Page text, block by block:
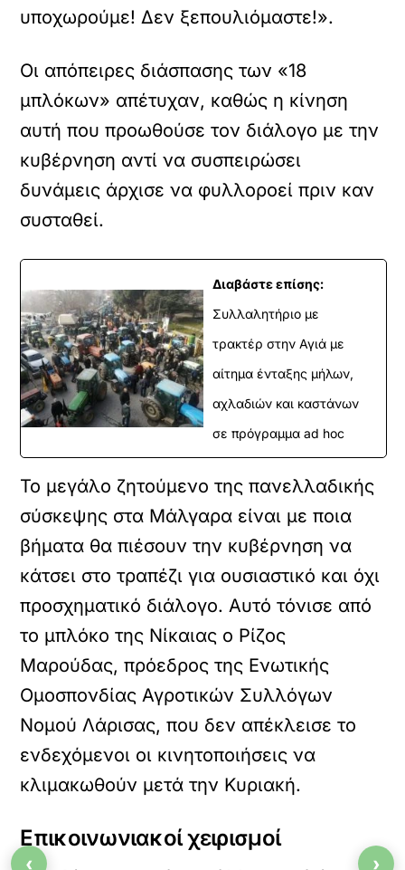
υποχωρούμε! Δεν ξεπουλιόμαστε!».
Οι απόπειρες διάσπασης των «18
μπλόκων» απέτυχαν, καθώς η κίνηση
αυτή που προωθούσε τον διάλογο με την
κυβέρνηση αντί να συσπειρώσει
δυνάμεις άρχισε να φυλλοροεί πριν καν
συσταθεί.
Διαβάστε επίσης:
Συλλαλητήριο με
τρακτέρ στην Αγιά με
αίτημα ένταξης μήλων,
αχλαδιών και καστάνων
σε πρόγραμμα ad hoc
Το μεγάλο ζητούμενο της πανελλαδικής
σύσκεψης στα Μάλγαρα είναι με ποια
βήματα θα πιέσουν την κυβέρνηση να
κάτσει στο τραπέζι για ουσιαστικό και όχι
προσχηματικό διάλογο. Αυτό τόνισε από
το μπλόκο της Νίκαιας ο Ρίζος
Μαρούδας, πρόεδρος της Ενωτικής
Ομοσπονδίας Αγροτικών Συλλόγων
Νομού Λάρισας, που δεν απέκλεισε το
ενδεχόμενοι οι κινητοποιήσεις να
κλιμακωθούν μετά την Κυριακή.
Επικοινωνιακοί χειρισμοί
‹ ›